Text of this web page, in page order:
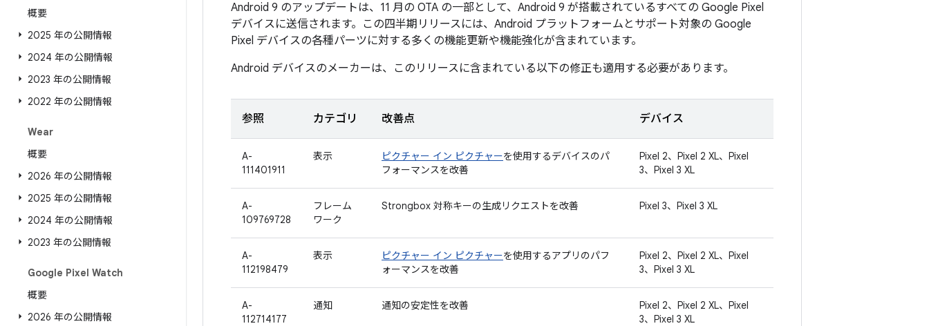
概要
2025 年の公開情報
2024 年の公開情報
2023 年の公開情報
2022 年の公開情報
Wear
概要
2026 年の公開情報
2025 年の公開情報
2024 年の公開情報
2023 年の公開情報
Google Pixel Watch
概要
2026 年の公開情報
Android 9 のアップデートは、11 月の OTA の一部として、Android 9 が搭載されているすべての Google Pixel
デバイスに送信されます。この四半期リリースには、Android プラットフォームとサポート対象の Google
Pixel デバイスの各種パーツに対する多くの機能更新や機能強化が含まれています。
Android デバイスのメーカーは、このリリースに含まれている以下の修正も適用する必要があります。
参照 カテゴリ 改善点 デバイス
A-
111401911
表示 ピクチャー イン ピクチャーを使用するデバイスのパ
フォーマンスを改善
Pixel 2、Pixel 2 XL、Pixel
3、Pixel 3 XL
A-
109769728
フレーム
ワーク
Strongbox 対称キーの生成リクエストを改善 Pixel 3、Pixel 3 XL
A-
112198479
表示 ピクチャー イン ピクチャーを使用するアプリのパフ
ォーマンスを改善
Pixel 2、Pixel 2 XL、Pixel
3、Pixel 3 XL
A-
112714177
通知 通知の安定性を改善
Pixel 2、Pixel 2 XL、Pixel
3、Pixel 3 XL